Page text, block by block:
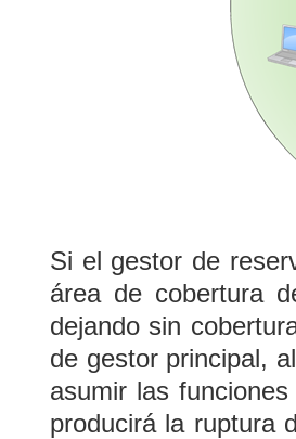
Si el gestor de
área de cobertura
dejando sin
de gestor principal,
asumir las
producirá la ruptura